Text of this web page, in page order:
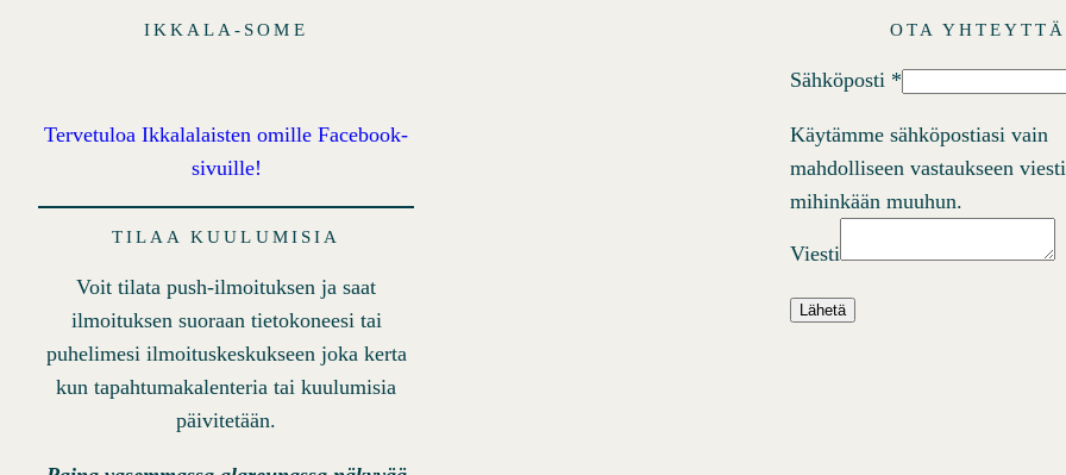
IKKALA-SOME
Tervetuloa Ikkalalaisten omille Facebook-
sivuille!
TILAA KUULUMISIA
Voit tilata push-ilmoituksen ja saat
ilmoituksen suoraan tietokoneesi tai
puhelimesi ilmoituskeskukseen joka kerta
kun tapahtumakalenteria tai kuulumisia
päivitetään.
OTA YHTEYTTÄ
Sähköposti *
Käytämme sähköpostiasi vain
mahdolliseen vastaukseen
mihinkään muuhun.
Viesti
Lähetä